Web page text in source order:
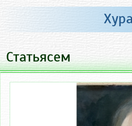
Федоров успешно
Толиковскую среднюю
Абитуриент Федоров
на самолет в
училище. И его судьба
по-другому. Об этом
Статьясем